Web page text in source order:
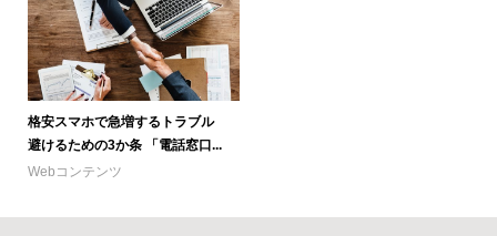
格安スマホで急増するトラブル
避けるための3か条 「電話窓口...
Webコンテンツ